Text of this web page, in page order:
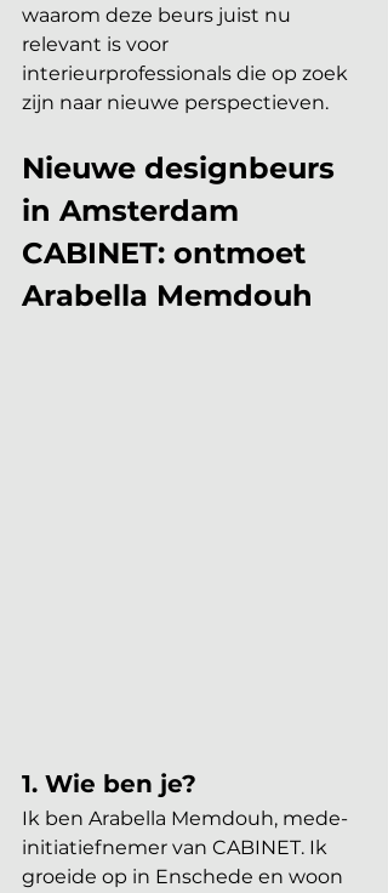
waarom deze beurs juist nu
relevant is voor
interieurprofessionals die op zoek
zijn naar nieuwe perspectieven.
Nieuwe designbeurs
in Amsterdam
CABINET: ontmoet
Arabella Memdouh
1. Wie ben je?
Ik ben Arabella Memdouh, mede-
initiatiefnemer van CABINET. Ik
groeide op in Enschede en woon